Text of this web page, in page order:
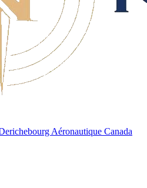
Aéronautique Canada